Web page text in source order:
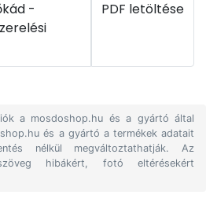
-
PDF letöltése
a mosdoshop.hu és a gyártó által
és a gyártó a termékek adatait
nélkül megváltoztathatják. Az
hibákért, fotó eltérésekért